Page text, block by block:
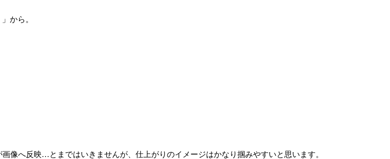
から。
像へ反映…とまではいきませんが、仕上がりのイメージはかなり掴みやすいと思います。